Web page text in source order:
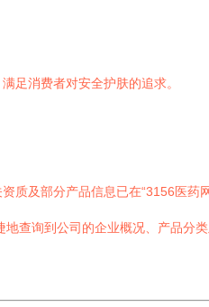
足消费者对安全护肤的追求。
及部分产品信息已在“3156医药
查询到公司的企业概况、产品分